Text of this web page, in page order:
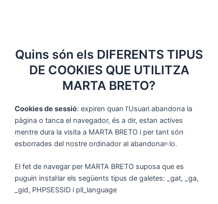
Quins són els DIFERENTS TIPUS
DE COOKIES QUE UTILITZA
MARTA BRETO?
Cookies de sessió: expiren quan l’Usuari abandona la
pàgina o tanca el navegador, és a dir, estan actives
mentre dura la visita a MARTA BRETO i per tant són
esborrades del nostre ordinador al abandonar-lo.
El fet de navegar per MARTA BRETO suposa que es
puguin instal·lar els següents tipus de galetes: _gat, _ga,
_gid, PHPSESSID i pll_language